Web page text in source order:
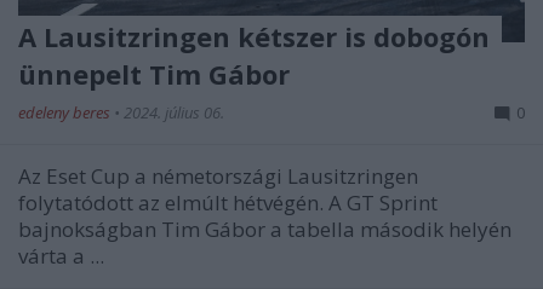
A Lausitzringen kétszer is dobogón
ünnepelt Tim Gábor
edeleny beres • 2024. július 06. 0
Az Eset Cup a németországi Lausitzringen
folytatódott az elmúlt hétvégén. A GT Sprint
bajnokságban Tim Gábor a tabella második helyén
várta a ...